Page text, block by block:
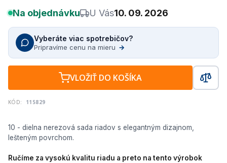
10 - dielna nerezová sada riadov s elegantným dizajnom,
lešteným povrchom.
Ručíme za vysokú kvalitu riadu a preto na tento výrobok
Na objednávku U Vás10. 09. 2026
Vyberáte viac spotrebičov?
Pripravíme cenu na mieru →
VLOŽIŤ DO KOŠÍKA
KÓD: 115829